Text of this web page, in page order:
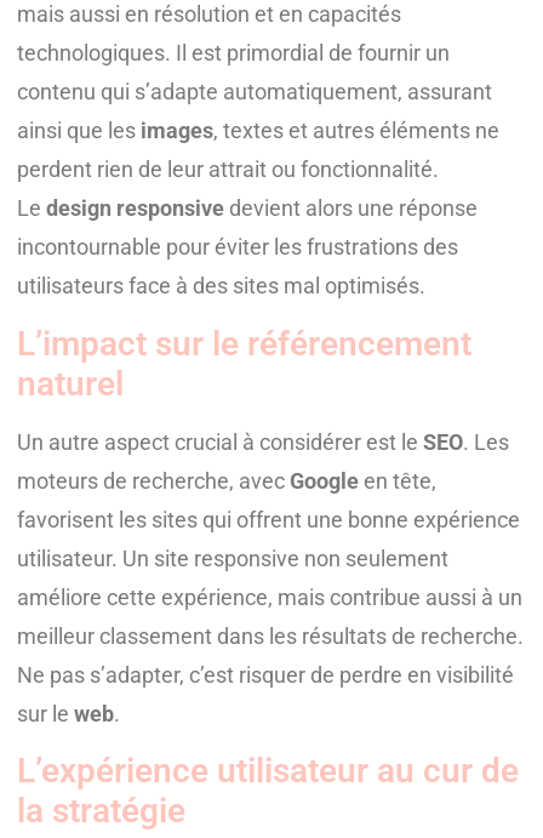
mais aussi en résolution et en capacités
technologiques. Il est primordial de fournir un
contenu qui s’adapte automatiquement, assurant
ainsi que les images, textes et autres éléments ne
perdent rien de leur attrait ou fonctionnalité.
Le design responsive devient alors une réponse
incontournable pour éviter les frustrations des
utilisateurs face à des sites mal optimisés.
L’impact sur le référencement
naturel
Un autre aspect crucial à considérer est le SEO. Les
moteurs de recherche, avec Google en tête,
favorisent les sites qui offrent une bonne expérience
utilisateur. Un site responsive non seulement
améliore cette expérience, mais contribue aussi à un
meilleur classement dans les résultats de recherche.
Ne pas s’adapter, c’est risquer de perdre en visibilité
sur le web.
L’expérience utilisateur au cur de
la stratégie